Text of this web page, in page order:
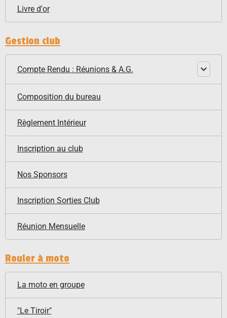
Livre d'or
Gestion club
Compte Rendu : Réunions & A.G.
Composition du bureau
Règlement Intérieur
Inscription au club
Nos Sponsors
Inscription Sorties Club
Réunion Mensuelle
Rouler à moto
La moto en groupe
"Le Tiroir"